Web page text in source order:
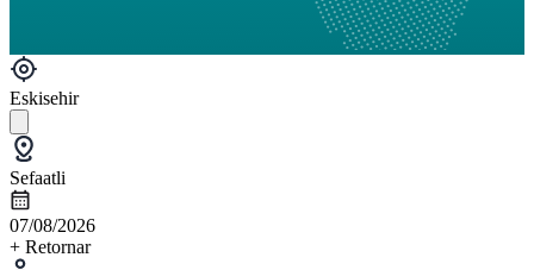
Eskisehir
Sefaatli
07/08/2026
+ Retornar